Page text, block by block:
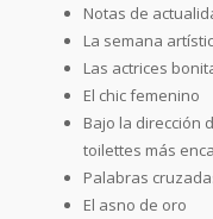
Notas de
La semana
Las actrices
El chic femenino
Bajo la dirección
toilettes más
Palabras
El asno de oro